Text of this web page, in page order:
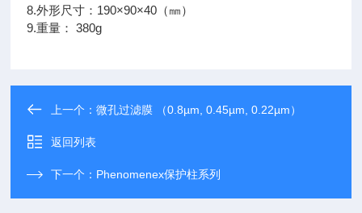
8.外形尺寸：190×90×40（㎜）
9.重量： 380g
上一个：微孔过滤膜 （0.8µm, 0.45µm, 0.22µm）
返回列表
下一个： Phenomenex保护柱系列